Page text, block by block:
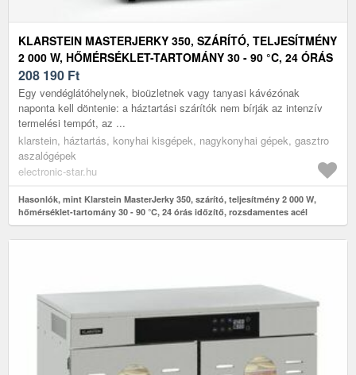
KLARSTEIN MASTERJERKY 350, SZÁRÍTÓ, TELJESÍTMÉNY
2 000 W, HŐMÉRSÉKLET-TARTOMÁNY 30 - 90 °C, 24 ÓRÁS
IDŐZÍTŐ, ROZSDAMENTES ACÉL
208 190 Ft
Egy vendéglátóhelynek, bioüzletnek vagy tanyasi kávézónak
naponta kell döntenie: a háztartási szárítók nem bírják az intenzív
termelési tempót, az ...
klarstein, háztartás, konyhai kisgépek, nagykonyhai gépek, gasztro
aszalógépek
electronic-star.hu
Hasonlók, mint Klarstein MasterJerky 350, szárító, teljesítmény 2 000 W,
hőmérséklet-tartomány 30 - 90 °C, 24 órás időzítő, rozsdamentes acél